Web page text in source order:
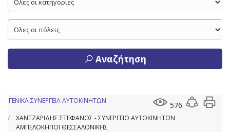
Αναζήτηση
576
ΓΕΝΙΚΑ ΣΥΝΕΡΓΕΙΑ ΑΥΤΟΚΙΝΗΤΩΝ
ΧΑΝΤΖΑΡΙΔΗΣ ΣΤΕΦΑΝΟΣ - ΣΥΝΕΡΓΕΙΟ ΑΥΤΟΚΙΝΗΤΩΝ
ΑΜΠΕΛΟΚΗΠΟΙ ΘΕΣΣΑΛΟΝΙΚΗΣ